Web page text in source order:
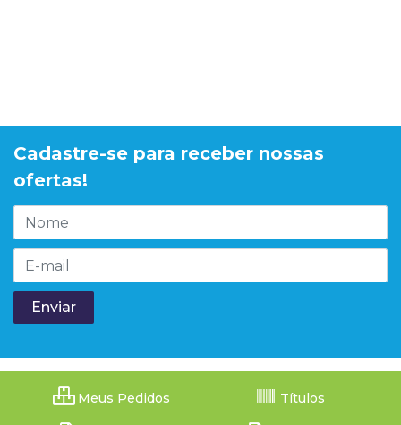
Cadastre-se para receber nossas
ofertas!
Meus Pedidos Títulos